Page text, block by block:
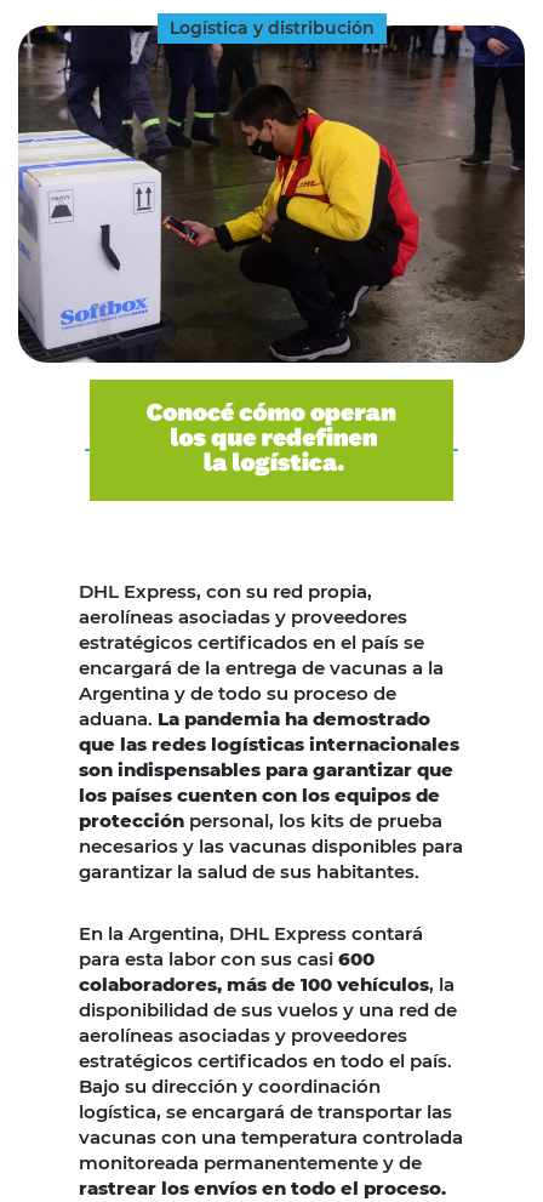
Logística y distribución
DHL Express, con su red propia,
aerolíneas asociadas y proveedores
estratégicos certificados en el país se
encargará de la entrega de vacunas a la
Argentina y de todo su proceso de
aduana. La pandemia ha demostrado
que las redes logísticas internacionales
son indispensables para garantizar que
los países cuenten con los equipos de
protección personal, los kits de prueba
necesarios y las vacunas disponibles para
garantizar la salud de sus habitantes.
En la Argentina, DHL Express contará
para esta labor con sus casi 600
colaboradores, más de 100 vehículos, la
disponibilidad de sus vuelos y una red de
aerolíneas asociadas y proveedores
estratégicos certificados en todo el país.
Bajo su dirección y coordinación
logística, se encargará de transportar las
vacunas con una temperatura controlada
monitoreada permanentemente y de
rastrear los envíos en todo el proceso.